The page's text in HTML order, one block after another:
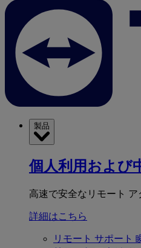
製品
個人利用および
高速で安全なリモート ア
詳細はこちら
リモート サポート